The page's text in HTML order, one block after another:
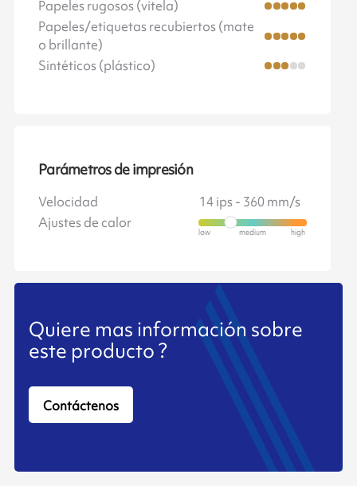
Papeles rugosos (vitela)
Papeles/etiquetas recubiertos (mate
o brillante)
Sintéticos (plástico)
Parámetros de impresión
Velocidad
14 ips - 360 mm/s
Ajustes de calor
Quiere mas información sobre
este producto ?
Contáctenos